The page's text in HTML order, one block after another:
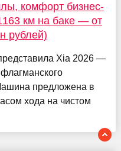
комфорт бизнес-
км на баке — от
рублей)
Xia 2026 —
предложена в
хода на чистом